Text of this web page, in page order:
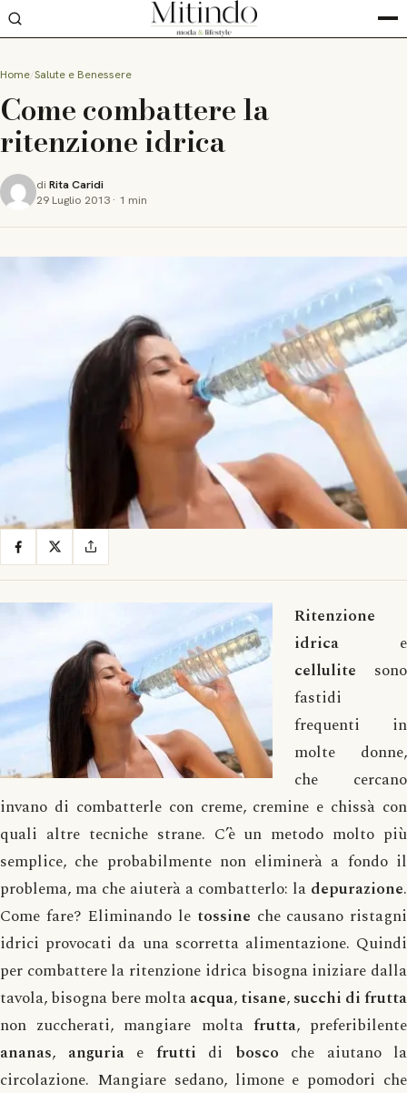
Home Salute e Benessere
Come combattere la
ritenzione idrica
di Rita Caridi
29 Luglio 2013 · 1 min
Ritenzione
idrica e
cellulite sono
fastidi
frequenti in
molte donne,
che cercano
invano di combatterle con creme, cremine e chissà con
quali altre tecniche strane. C’è un metodo molto più
semplice, che probabilmente non eliminerà a fondo il
problema, ma che aiuterà a combatterlo: la depurazione.
Come fare? Eliminando le tossine che causano ristagni
idrici provocati da una scorretta alimentazione. Quindi
per combattere la ritenzione idrica bisogna iniziare dalla
tavola, bisogna bere moltaacqua,tisane,succhi di frutta
non zuccherati, mangiare molta frutta, preferibilente
ananas, anguriae frutti di bosco che aiutano la
circolazione. Mangiare sedano, limone e pomodori che